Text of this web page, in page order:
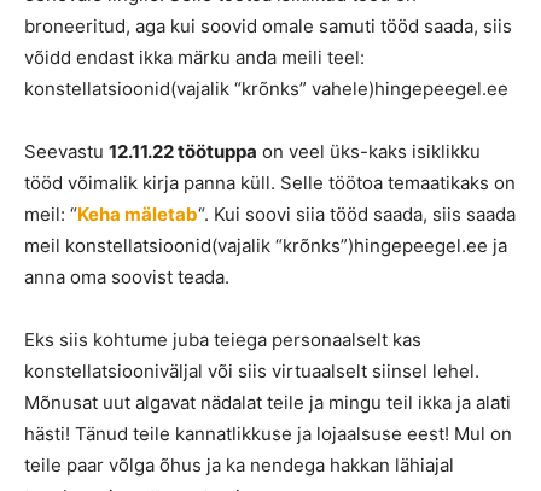
broneeritud, aga kui soovid omale samuti tööd saada, siis
võidd endast ikka märku anda meili teel:
konstellatsioonid(vajalik “krõnks” vahele)hingepeegel.ee
Seevastu 12.11.22 töötuppa on veel üks-kaks isiklikku
tööd võimalik kirja panna küll. Selle töötoa temaatikaks on
meil: “Keha mäletab“. Kui soovi siia tööd saada, siis saada
meil konstellatsioonid(vajalik “krõnks”)hingepeegel.ee ja
anna oma soovist teada.
Eks siis kohtume juba teiega personaalselt kas
konstellatsiooniväljal või siis virtuaalselt siinsel lehel.
Mõnusat uut algavat nädalat teile ja mingu teil ikka ja alati
hästi! Tänud teile kannatlikkuse ja lojaalsuse eest! Mul on
teile paar võlga õhus ja ka nendega hakkan lähiajal